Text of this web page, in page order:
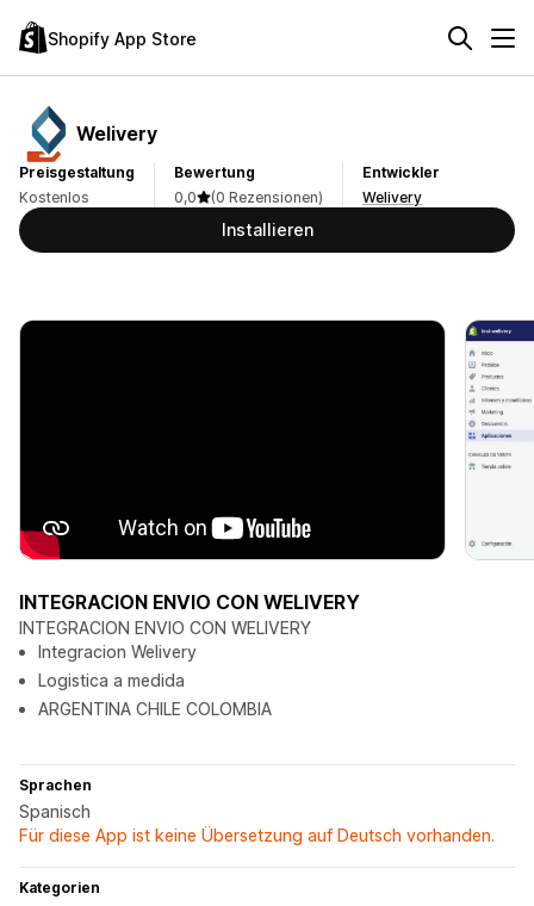
Shopify App Store
Welivery
Preisgestaltung
Kostenlos
Bewertung
0,0
(0 Rezensionen)
Entwickler
Welivery
Installieren
INTEGRACION ENVIO CON WELIVERY
INTEGRACION ENVIO CON WELIVERY
Integracion Welivery
Logistica a medida
ARGENTINA CHILE COLOMBIA
Sprachen
Spanisch
Für diese App ist keine Übersetzung auf Deutsch vorhanden.
Kategorien